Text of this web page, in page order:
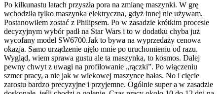
Po kilkunastu latach przyszła pora na zmianę maszynki. W grę
wchodziła tylko maszynka elektryczna, gdyż innej nie używam.
Postanowiłem zostać z Philipsem. Po w zasadzie krótkim procesie
decyzyjnym wybór padł na Star Wars i to w dodatku chyba już
wycofany model SW6700.Jak to bywa na wyprzedaży cenowa
okazja. Samo urządzenie ujęło mnie po uruchomieniu od razu.
Wygląd, wiem sprawa gustu ale ta maszynka, to kosmos. Dalej
pewny chwyt z uwagi na profilowanie „rączki”. Po włączeniu
szmer pracy, a nie jak w wiekowej maszynce hałas. No i cięcie
zarostu bardzo precyzyjne i przyjemne. Ogólnie super a w zasadzie